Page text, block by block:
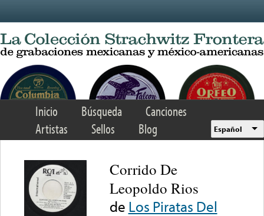
Inicio Búsqueda
Canciones
Artistas
Sellos Blog Español
Corrido De
Leopoldo Rios
de Los Piratas Del